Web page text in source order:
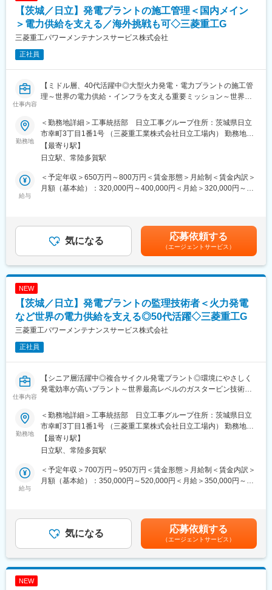
◆スキルアップ支援体制：
◎24時間365日好きな時間に技術系動画や勉強が可能！
◎Zoomにて技術研修を月数回開催！プログラミングや設計など幅
広いトピックスを用意
◎スキルUPが給与UPにつながる！アカデミー制度で取得した単
位に応じて給与UPが行われる仕組み
◎専門教育機関で技術取得が目指せる！
変更の範囲：会社の定める業務
・機械設計業務
・性能検討、検証業務
（業務例）
・自動車用乗員拘束装置（エアバッグ、シートベルト等）の性能
トの量産開発設計
・平均残業時間：約20h/月
・フレックスタイム制
・在宅勤務：基本週2回（事業所・部門のルールによります）
・借上げ社宅あり(一例：家族有の場合最長5年間95,000円の物件
に15,000円の自己負担で住めます)
※家賃金額は勤務地によって異なります。
・引っ越し費用：企業負担
オートリブ株式会社は、スウェーデンに本社を置く自動車安全部
品の世界的メーカー「Autoliv Inc.」の日本法人です。自動車用安
全部品の分野で世界トップシェアを誇る企業です。
全装置を日本の自動車メーカー向けに開発・製造・販売しており
このシェアは主要自動車メーカーとの広範な取引関係によって支
えられており、製品の品質と技術力が高く評価されています。ま
た、世界25か国に65拠点を展開し、グローバルな供給体制を構築
【茨城／日立】発電プラントの施工管理＜国内メイン
＞電力供給を支える／海外挑戦も可◇三菱重工G
三菱重工パワーメンテナンスサービス株式会社
正社員
仕事内容
【ミドル層、40代活躍中◎大型火力発電・電力プラントの施工管
理～世界の電力供給・インフラを支える重要ミッション～世界最
出張手当も別途支給】
■業務内容：
・三菱重工の発電プラントの現場施工管理業務・現場監督を手掛
けます。
＜具体的には＞
発電設備の定期点検に向けて、工程、工事人員、必要部品、工事
保します。
・タービン設備のメンテナンス・改修工事の現場代理人業務
■扱う製品
複合サイクル発電プラント・原子力発電、発電所で使われるガス
タービン・蒸気タービンです。電力発電を担う国内外問わず重要
界最高レベルの技術力となります。
基本的に年間休日125日・土日祝は休みです。工事の案件により
ますが、繁閑差がはっきりしており夏場と冬場の工事期間以外は
残業が０hの月もございます。1年間平均すると月20～40ｈ程の残
業時間です。
春と秋には定検工事の出張が発生する可能性があり、春と秋それ
ぞれ1か所に1～3か月滞在します。
出張先は主に関東地方（神奈川、茨城、千葉）及び関西地方(兵庫)
・三菱重工の100％子会社としての安定性があり、福利厚生制度
も共通のものが利用可能です。住宅手当、社宅、家族手当なども
・評価結果は給与改定や昇格に反映され、成果を出した方は年齢
勤務地
＜勤務地詳細＞工事統括部 日立工事グループ住所：茨城県日立
市幸町3丁目1番1号 （三菱重工業株式会社日立工場内） 勤務地最
寄駅：JR常磐線線／日立駅受動喫煙対策：敷地内喫煙可能場所あ
り変更の範囲：会社の定める事業所
【最寄り駅】
日立駅、常陸多賀駅
給与
＜予定年収＞650万円～800万円＜賃金形態＞月給制＜賃金内訳＞
月額（基本給）：320,000円～400,000円＜月給＞320,000円～
績…計5.7ヶ月分＜2024年社員の平均年収＞20代＝約500万円30
代＝約650万円40代＝約780万円50代＝約810万円賃金はあくまで
も目安の金額であり、選考を通じて上下する可能性があります。
月給(月額)は固定手当を含めた表記です。
気になる 応募依頼する
（エージェントサービス）
NEW
【茨城／日立】発電プラントの監理技術者＜火力発電
など世界の電力供給を支える◎50代活躍◇三菱重工G
三菱重工パワーメンテナンスサービス株式会社
正社員
仕事内容
【シニア層活躍中◎複合サイクル発電プラント◎環境にやさしく
発電効率が高いプラント～世界最高レベルのガスタービン技術／
■業務内容：
三菱重工の発電プラント（火力・複合サイクルなど）のアフター
サービスにおける現地工事を一元的に統括します
＜具体的には＞
発電設備の定期点検に向けて、工程、工事人員、必要部品、工事
機材、レイダウン等の工事計画を立案し、計画に基づいて施工し
・タービン設備のメンテナンス・改修工事の現場代理人業務
・仕様書作成、顧客・パートナー業者との折衝・工程作成等
勤務地
＜勤務地詳細＞工事統括部 日立工事グループ住所：茨城県日立
市幸町3丁目1番1号 （三菱重工業株式会社日立工場内） 勤務地最
寄駅：JR常磐線線／日立駅受動喫煙対策：敷地内喫煙可能場所あ
り変更の範囲：会社の定める事業所
【最寄り駅】
日立駅、常陸多賀駅
給与
＜予定年収＞700万円～950万円＜賃金形態＞月給制＜賃金内訳＞
月額（基本給）：350,000円～520,000円＜月給＞350,000円～
績…計5.7ヶ月分＜2024年社員の平均年収＞20代＝約500万円30
代＝約650万円40代＝約780万円50代＝約810万円賃金はあくまで
も目安の金額であり、選考を通じて上下する可能性があります。
月給(月額)は固定手当を含めた表記です。
気になる 応募依頼する
（エージェントサービス）
NEW